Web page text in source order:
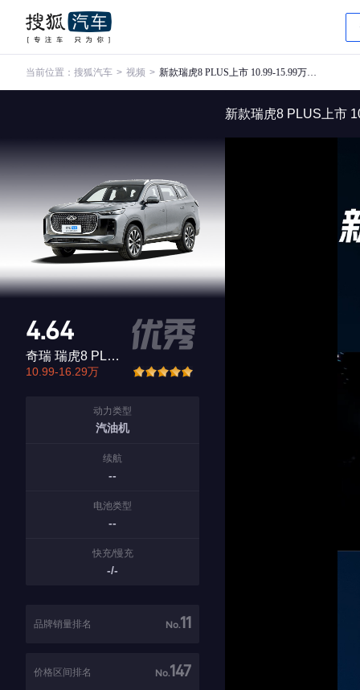
当前位置： 搜狐汽车 > 视频 > 新款瑞虎8 PLUS上市 10.99-15.99万元 燃油版/插混版全都有
4.64
奇瑞 瑞虎8 PLUS
10.99-16.29万
动力类型
汽油机
续航
--
电池类型
--
快充/慢充
-/-
品牌销量排名 No.11
价格区间排名 No.147
新款瑞虎8 PLUS上市